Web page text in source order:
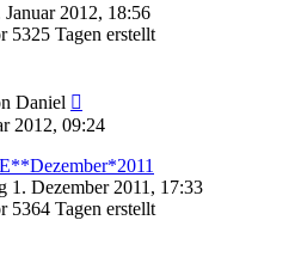
Januar 2012, 18:56
5325 Tagen erstellt
Daniel
2012, 09:24
1. Dezember 2011, 17:33
5364 Tagen erstellt